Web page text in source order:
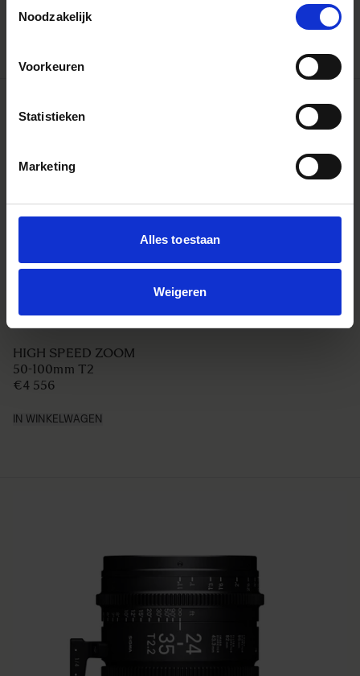
Noodzakelijk
Voorkeuren
Statistieken
Marketing
Alles toestaan
Weigeren
HIGH SPEED ZOOM
50-100mm T2
€4 556
IN WINKELWAGEN